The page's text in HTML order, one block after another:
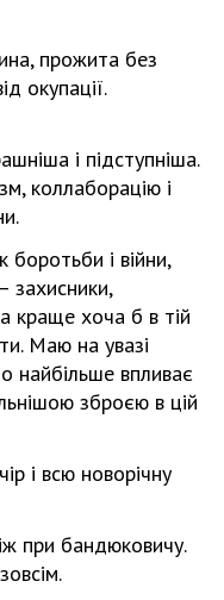
прожита без
окупації.
і підступніша.
коллаборацію і
боротьби і війни,
захисники,
краще хоча б в тій
Маю на увазі
найбільше впливає
зброєю в цій
і всю новорічну
при бандюковичу.